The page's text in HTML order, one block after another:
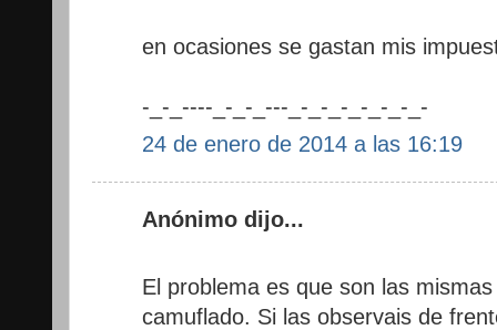
en ocasiones se gastan mis
-_-_----_-_-_---_-_-_-_-_-_-_-
24 de enero de 2014 a las 16:19
Anónimo dijo...
El problema es que son las
camuflado. Si las observais de